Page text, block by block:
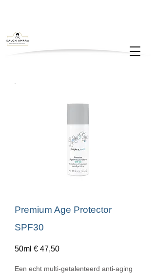
Premium Age Protector
SPF30
50ml € 47,50
Een echt multi-getalenteerd anti-aging